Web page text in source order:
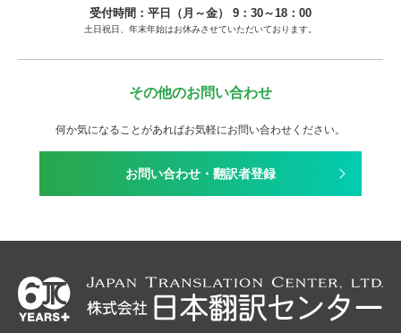
受付時間：平日（月～金） 9：30～18：00
土日祝日、年末年始はお休みさせていただいております。
その他のお問い合わせ
何か気になることがあればお気軽にお問い合わせください。
お問い合わせ・翻訳者登録